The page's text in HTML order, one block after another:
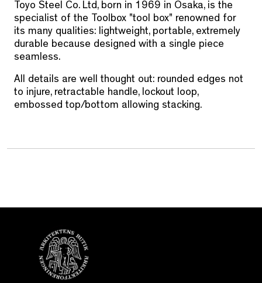
Toyo Steel Co. Ltd, born in 1969 in Osaka, is the
specialist of the Toolbox "tool box" renowned for
its many qualities: lightweight, portable, extremely
durable because designed with a single piece
seamless.
All details are well thought out: rounded edges not
to injure, retractable handle, lockout loop,
embossed top/bottom allowing stacking.